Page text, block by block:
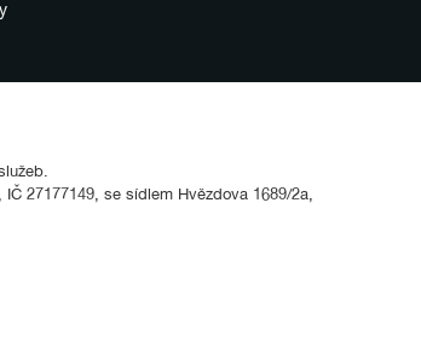
27177149, se sídlem Hvězdova 1689/2a,